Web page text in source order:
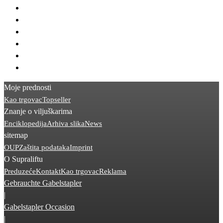
Moje prednosti
Kao trgovacTopseller
Znanje o viljuškarima
EnciklopedijaArhiva slikaNews
sitemap
OUPZaštita podatakaImprint
O Supraliftu
PreduzećeKontaktKao trgovacReklama
Gebrauchte Gabelstapler
|
Gabelstapler Occasion
|